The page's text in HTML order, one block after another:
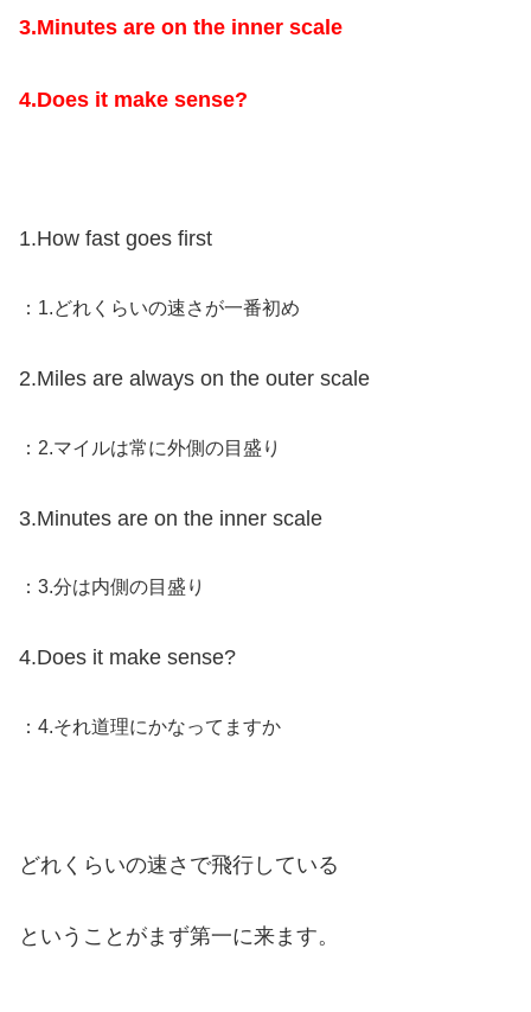
3.Minutes are on the inner scale
4.Does it make sense?
1.How fast goes first
：1.どれくらいの速さが一番初め
2.Miles are always on the outer scale
：2.マイルは常に外側の目盛り
3.Minutes are on the inner scale
：3.分は内側の目盛り
4.Does it make sense?
：4.それ道理にかなってますか
どれくらいの速さで飛行している
ということがまず第一に来ます。